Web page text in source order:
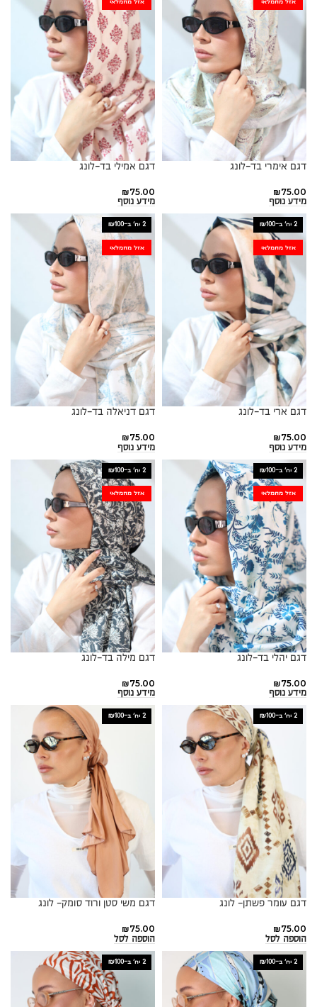
אזל מהמלאי
דגם אימרי בד-לונג
₪75.00
מידע נוסף
אזל מהמלאי
דגם אמילי בד-לונג
₪75.00
מידע נוסף
2 יח׳ ב-₪100
אזל מהמלאי
דגם ארי בד-לונג
₪75.00
מידע נוסף
2 יח׳ ב-₪100
אזל מהמלאי
דגם דניאלה בד-לונג
₪75.00
מידע נוסף
2 יח׳ ב-₪100
אזל מהמלאי
דגם יהלי בד-לונג
₪75.00
מידע נוסף
2 יח׳ ב-₪100
אזל מהמלאי
דגם מילה בד-לונג
₪75.00
מידע נוסף
2 יח׳ ב-₪100
דגם עומר פשתן- לונג
₪75.00
הוספה לסל
2 יח׳ ב-₪100
דגם משי סטן ורוד סומק- לונג
₪75.00
הוספה לסל
2 יח׳ ב-₪100 2 יח׳ ב-₪100